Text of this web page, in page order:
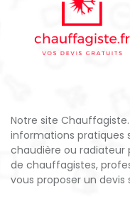
Notre site
informations pratiques
chaudière ou radiateur
de chauffagistes,
vous proposer un devis